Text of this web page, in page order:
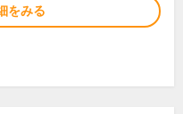
をみる